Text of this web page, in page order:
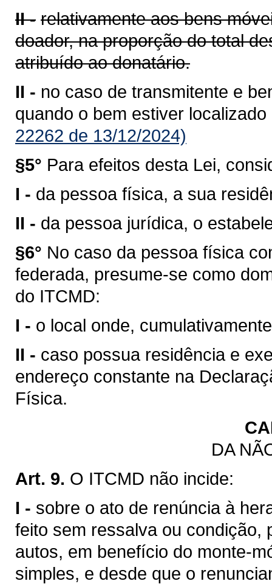
II - relativamente aos bens
doador, na proporção do total
atribuído ao donatário.
II - no caso de transmitente e
quando o bem estiver
22262 de 13/12/2024)
§5° Para efeitos desta Lei,
I - da pessoa física, a sua
II - da pessoa jurídica, o
§6° No caso da pessoa física
federada, presume-se como
do ITCMD:
I - o local onde,
II - caso possua residência e
endereço constante na
Física.
DA
Art. 9. O ITCMD não incide:
I - sobre o ato de renúncia à
feito sem ressalva ou condição,
autos, em benefício do monte-
simples, e desde que o